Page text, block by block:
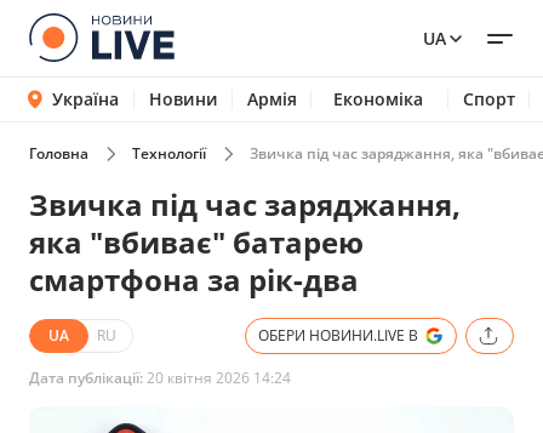
UA
Україна Новини Армія Економіка Спорт
Головна Технології Звичка під час заряджання, яка
Звичка під час заряджання,
яка "вбиває" батарею
смартфона за рік-два
UA RU ОБЕРИ НОВИНИ.LIVE В
Дата публікації:20 квітня 2026 14:24